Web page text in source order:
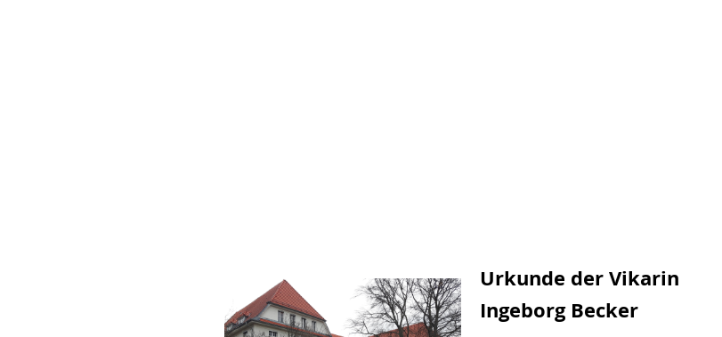
Urkunde der Vikarin
Ingeborg Becker